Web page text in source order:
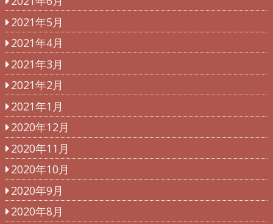
2021年5月
2021年4月
2021年3月
2021年2月
2021年1月
2020年12月
2020年11月
2020年10月
2020年9月
2020年8月